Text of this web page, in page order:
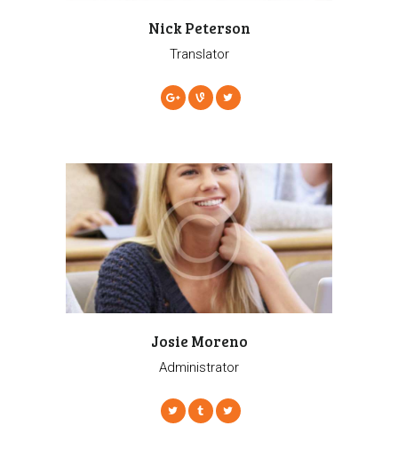
Nick Peterson
Translator
Josie Moreno
Administrator